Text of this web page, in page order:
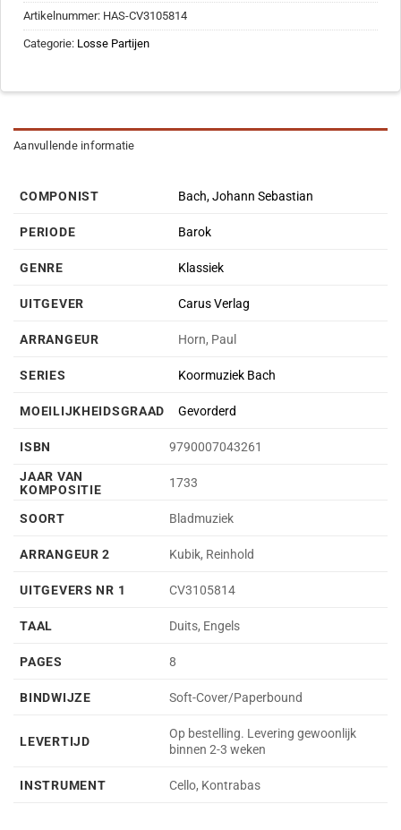
Artikelnummer: HAS-CV3105814
Categorie: Losse Partijen
Aanvullende informatie
COMPONIST Bach, Johann Sebastian
PERIODE Barok
GENRE Klassiek
UITGEVER Carus Verlag
ARRANGEUR Horn, Paul
SERIES Koormuziek Bach
MOEILIJKHEIDSGRAAD Gevorderd
ISBN
9790007043261
JAAR VAN
KOMPOSITIE
1733
SOORT Bladmuziek
ARRANGEUR 2 Kubik, Reinhold
UITGEVERS NR 1 CV3105814
TAAL Duits, Engels
PAGES 8
BINDWIJZE Soft-Cover/Paperbound
LEVERTIJD
Op bestelling. Levering gewoonlijk
binnen 2-3 weken
INSTRUMENT Cello, Kontrabas